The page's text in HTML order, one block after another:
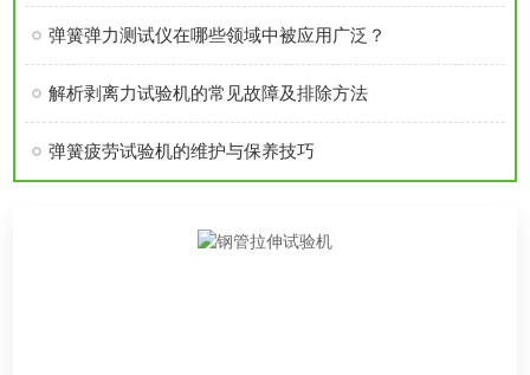
弹簧弹力测试仪在哪些领域中被应用广泛？
解析剥离力试验机的常见故障及排除方法
弹簧疲劳试验机的维护与保养技巧